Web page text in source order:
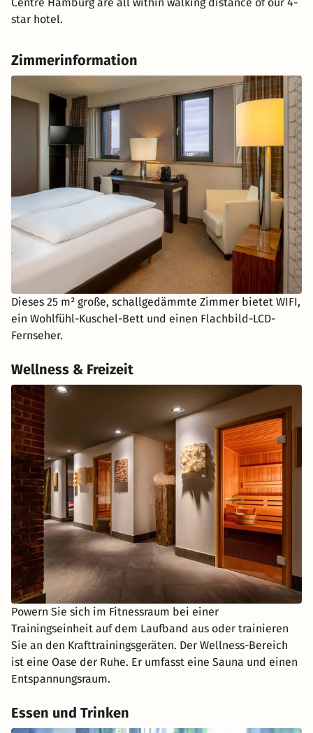
star hotel.
Zimmerinformation
Dieses 25 m² große, schallgedämmte Zimmer bietet WIFI,
ein Wohlfühl-Kuschel-Bett und einen Flachbild-LCD-
Fernseher.
Wellness & Freizeit
Powern Sie sich im Fitnessraum bei einer
Trainingseinheit auf dem Laufband aus oder trainieren
Sie an den Krafttrainingsgeräten. Der Wellness-Bereich
ist eine Oase der Ruhe. Er umfasst eine Sauna und einen
Entspannungsraum.
Essen und Trinken